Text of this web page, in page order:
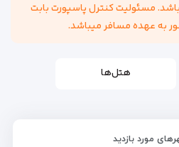
مسئولیت کنترل پاسپورت بابت
به عهده مسافر میباشد.
هتل‌ها
مورد بازدید